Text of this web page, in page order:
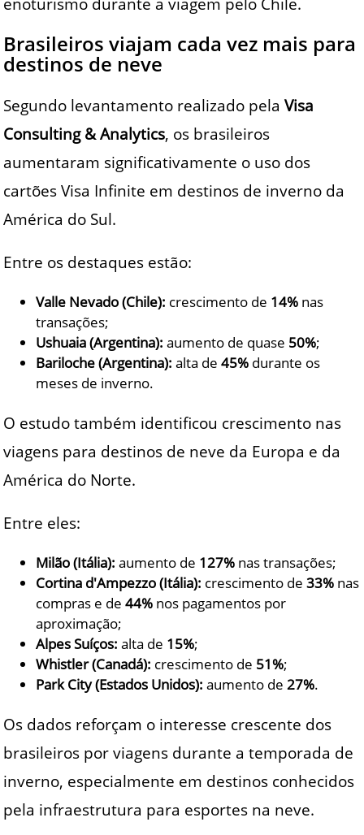
Brasileiros viajam cada vez mais para
destinos de neve
Segundo levantamento realizado pelaVisa
Consulting & Analytics, os brasileiros
aumentaram significativamente o uso dos
cartões Visa Infinite em destinos de inverno da
América do Sul.
Entre os destaques estão:
Valle Nevado (Chile): crescimento de 14% nas
transações;
Ushuaia (Argentina): aumento de quase 50%;
Bariloche (Argentina): alta de45% durante os
meses de inverno.
O estudo também identificou crescimento nas
viagens para destinos de neve da Europa e da
América do Norte.
Entre eles:
Milão (Itália): aumento de 127% nas transações;
Cortina d'Ampezzo (Itália): crescimento de33% nas
compras e de44% nos pagamentos por
aproximação;
Alpes Suíços: alta de 15%;
Whistler (Canadá): crescimento de 51%;
Park City (Estados Unidos): aumento de27%.
Os dados reforçam o interesse crescente dos
brasileiros por viagens durante a temporada de
inverno, especialmente em destinos conhecidos
pela infraestrutura para esportes na neve.